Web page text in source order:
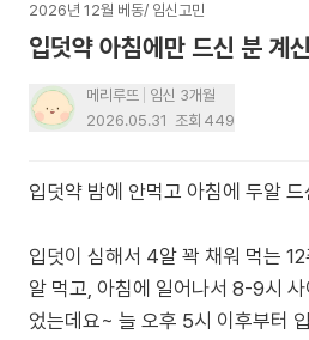
2026년 12월 베동/ 임신고민
입덧약 아침에만 드신 분 계
메리루뜨
임신 3개월
2026.05.31 조회 449
입덧약 밤에 안먹고 아침에 두알
입덧이 심해서 4알 꽉 채워 먹는
알 먹고, 아침에 일어나서 8-9시 사
었는데요~ 늘 오후 5시 이후부터